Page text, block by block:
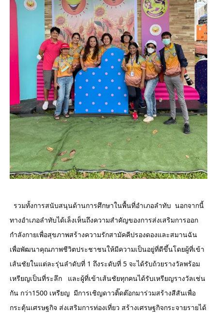
ทางอำเภอลำทับได้เล็งเห็นถึงความสำคัญของการส่งเสริมการออก
กำลังกายเพื่อสุขภาพสร้างความรักสามัคคีปรองดองและสมานฉัน
เพื่อพัฒนาคุณภาพชีวิตประชาชนให้มีความเป็นอยู่ที่ดีขึ้นโดยผู้ที่เข้า
เส้นชัยในแต่ละรุ่นลำดับที่ 1 ถึงระดับที่ 5 จะได้รับถ้วยรางวัลพร้อม
เหรียญเป็นที่ระลึก   และผู้ที่เข้าเส้นชัยทุกคนได้รับเหรียญรางวัลเช่น
กัน กว่า1500 เหรียญ  มีการเชิญดาวติ๊ดต๊อกมาร่วมสร้างสีสันเพื่อ
กระตุ้นเศรษฐกิจ ส่งเสริมการท่องเที่ยว สร้างเศรษฐกิจกระจายรายได้